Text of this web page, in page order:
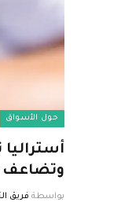
حول الأسواق
وتضاعف
بواسطة فريق